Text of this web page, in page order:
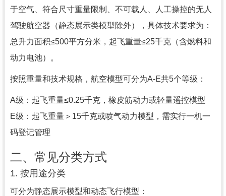
于空气、符合尺寸重量限制、不可载人、人工操控的无人
驾驶航空器‌（静态展示类模型除外），具体技术要求为：
总升力面积≤500平方分米，起飞重量≤25千克（含燃料和
动力电池）。
按照重量和技术规格，航空模型可分为‌A-E共5个等级‌：
A级：起飞重量≤0.25千克，橡皮筋动力或轻量遥控模型
E级：起飞重量＞15千克或喷气动力模型，需实行一机一
码登记管理
二、常见分类方式
1. 按用途分类
可分为‌静态展示模型‌和‌动态飞行模型‌：